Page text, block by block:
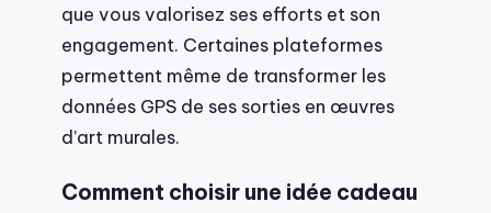
que vous valorisez ses efforts et son
engagement. Certaines plateformes
permettent même de transformer les
données GPS de ses sorties en œuvres
d’art murales.
Comment choisir une idée cadeau